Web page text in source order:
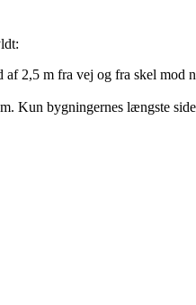
2,5 m fra vej og fra skel mod
Kun bygningernes længste